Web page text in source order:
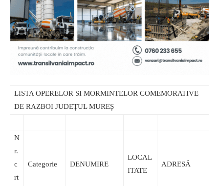
LISTA OPERELOR SI MORMINTELOR COMEMORATIVE
DE RAZBOI JUDEȚUL MUREȘ
N
r.
c
rt
Categorie DENUMIRE
LOCAL
ITATE
ADRESĂ